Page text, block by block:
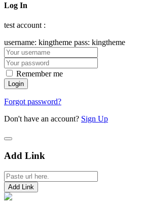
Log In
test account :
username: kingtheme pass: kingtheme
Remember me
Forgot password?
Don't have an account? Sign Up
Add Link
Add Link